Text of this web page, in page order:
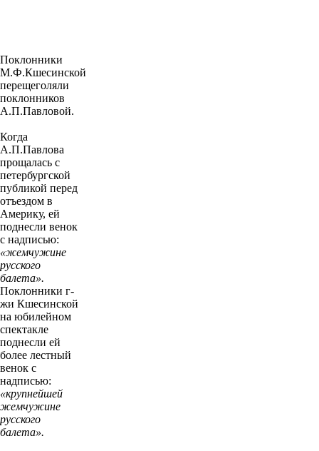
Поклонники
М.Ф.Кшесинской
перещеголяли
поклонников
А.П.Павловой.
Когда
А.П.Павлова
прощалась с
петербургской
публикой перед
отъездом в
Америку, ей
поднесли венок
с надписью:
«жемчужине
русского
балета».
Поклонники г-
жи Кшесинской
на юбилейном
спектакле
поднесли ей
более лестный
венок с
надписью:
«крупнейшей
жемчужине
русского
балета».